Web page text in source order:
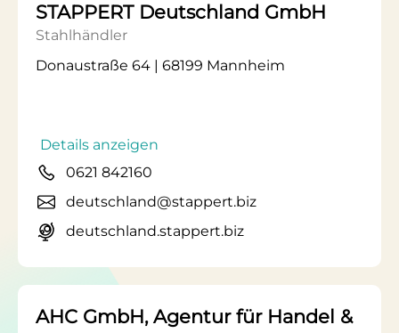
STAPPERT Deutschland GmbH
Stahlhändler
Donaustraße 64 | 68199 Mannheim
Details anzeigen
0621 842160
deutschland@stappert.biz
deutschland.stappert.biz
AHC GmbH, Agentur für Handel &